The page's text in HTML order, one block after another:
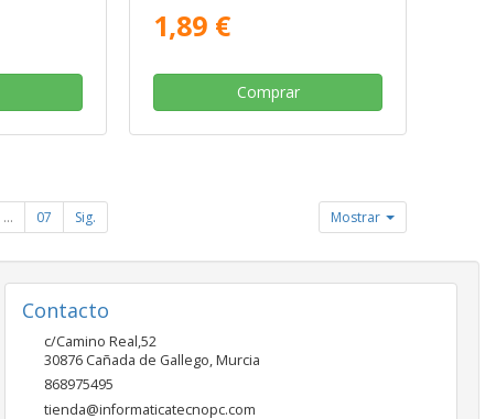
1,89 €
Comprar
... 07 Sig. Mostrar
Contacto
c/Camino Real,52
30876 Cañada de Gallego,Murcia
868975495
tienda@informaticatecnopc.com